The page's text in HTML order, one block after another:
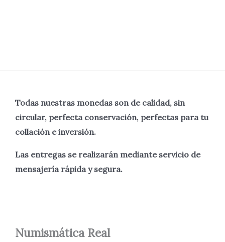
Todas nuestras monedas son de calidad, sin
circular, perfecta conservación, perfectas para tu
collación e inversión.
Las entregas se realizarán mediante servicio de
mensajería rápida y segura.
NumismáticaReal